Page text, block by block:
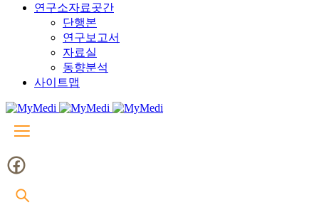
연구소자료곳간
단행본
연구보고서
자료실
동향분석
사이트맵